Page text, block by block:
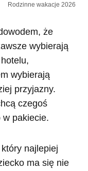
Rodzinne wakacje 2026
że
wybierają
wybierają
przyjazny.
czegoś
w pakiecie.
najlepiej
ma się nie